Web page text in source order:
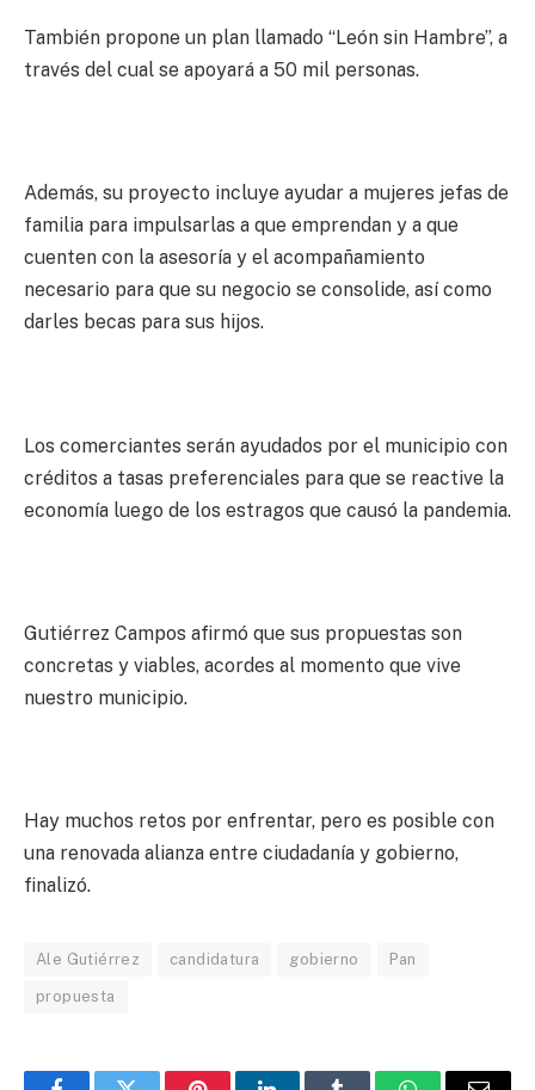
También propone un plan llamado “León sin Hambre”, a
través del cual se apoyará a 50 mil personas.
Además, su proyecto incluye ayudar a mujeres jefas de
familia para impulsarlas a que emprendan y a que
cuenten con la asesoría y el acompañamiento
necesario para que su negocio se consolide, así como
darles becas para sus hijos.
Los comerciantes serán ayudados por el municipio con
créditos a tasas preferenciales para que se reactive la
economía luego de los estragos que causó la pandemia.
Gutiérrez Campos afirmó que sus propuestas son
concretas y viables, acordes al momento que vive
nuestro municipio.
Hay muchos retos por enfrentar, pero es posible con
una renovada alianza entre ciudadanía y gobierno,
finalizó.
Ale Gutiérrez candidatura gobierno Pan
propuesta